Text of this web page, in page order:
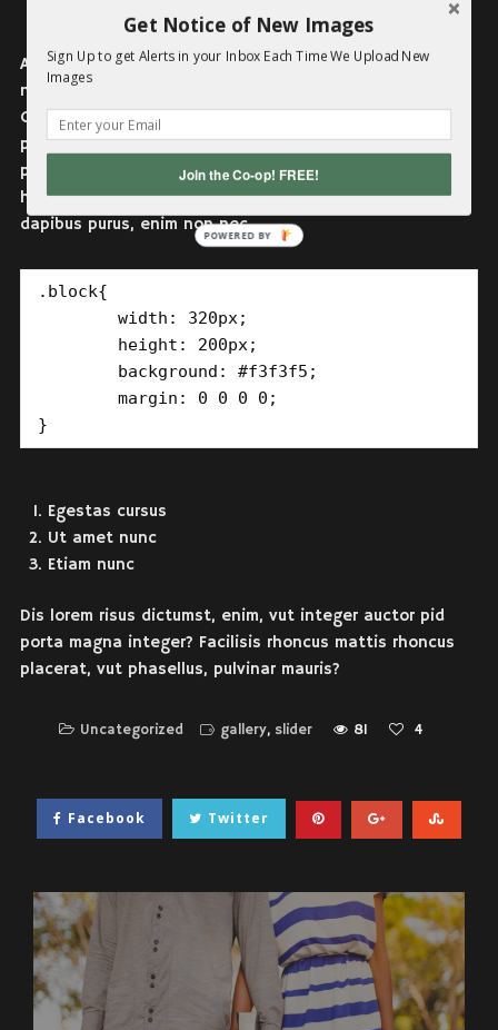
Etiam nunc
Adipiscing. Egestas ultricies sed? Tristique pid, mus non
nec dis turpis odio. Facilisis, ultrices placerat. Ac urna?
Quis tristique cursus arcu adipiscing augue pulvinar,
parturient mauris, amet porta, auctor ultrices nisi
pulvinar, sit, egestas duis amet non, augue aliquam
habitasse, augue nunc. Nascetur nisi sit penatibus
dapibus purus, enim non nec.
.block{
}
Egestas cursus
Ut amet nunc
Etiam nunc
Dis lorem risus dictumst, enim, vut integer auctor pid
porta magna integer? Facilisis rhoncus mattis rhoncus
placerat, vut phasellus, pulvinar mauris?
Uncategorized gallery, slider 81 4
Facebook Twitter
Get Notice of New Images
Sign Up to get Alerts in your Inbox Each Time We Upload New
Images
Join the Co-op! FREE!
POWERED BY